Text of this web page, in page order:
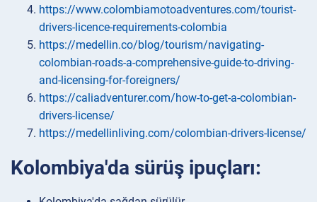
https://www.colombiamotoadventures.com/tourist-
drivers-licence-requirements-colombia
https://medellin.co/blog/tourism/navigating-
colombian-roads-a-comprehensive-guide-to-driving-
and-licensing-for-foreigners/
https://caliadventurer.com/how-to-get-a-colombian-
drivers-license/
https://medellinliving.com/colombian-drivers-license/
Kolombiya'da sürüş ipuçları: